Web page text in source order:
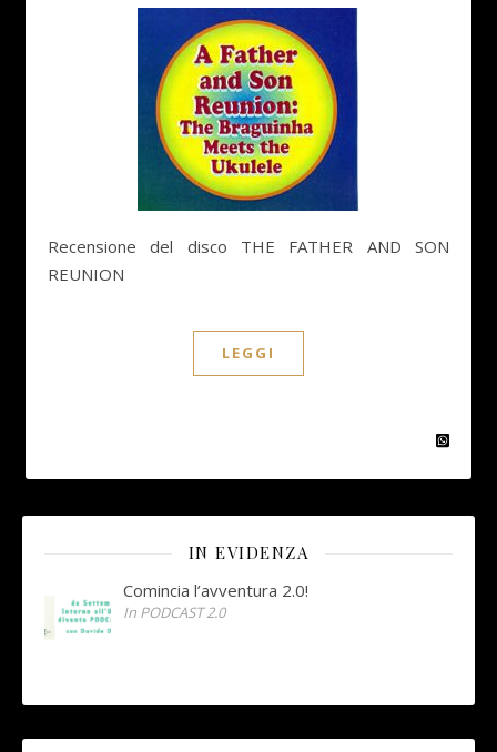
Recensione del disco THE FATHER AND SON
REUNION
LEGGI
IN EVIDENZA
Comincia l’avventura 2.0!
In PODCAST 2.0